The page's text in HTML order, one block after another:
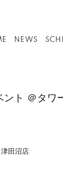
NEWS
ト ＠タワ
田沼店